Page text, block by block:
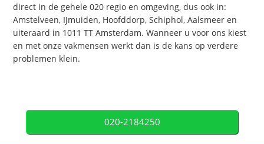
direct in de gehele 020 regio en omgeving, dus ook in:
Amstelveen, IJmuiden, Hoofddorp, Schiphol, Aalsmeer en
uiteraard in 1011 TT Amsterdam. Wanneer u voor ons kiest
en met onze vakmensen werkt dan is de kans op verdere
problemen klein.
020-2184250